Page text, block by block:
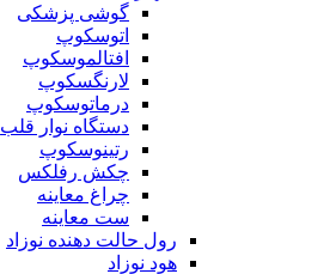
گوشی پزشکی
اتوسکوپ
افتالموسکوپ
لارنگسکوپ
درماتوسکوپ
دستگاه نوار قلب
رتینوسکوپ
چکش رفلکس
چراغ معاینه
ست معاینه
رول حالت دهنده نوزاد
هود نوزاد